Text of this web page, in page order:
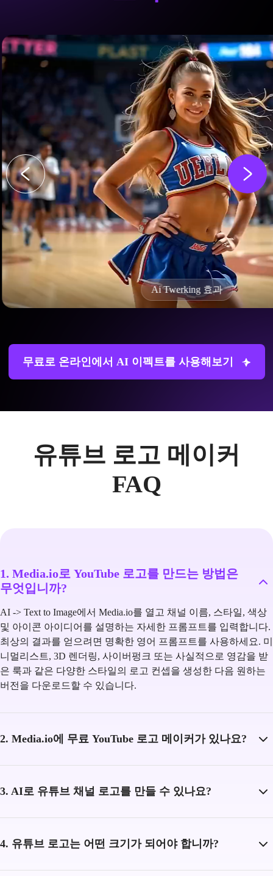
Ai Twerking 효과
무료로 온라인에서 AI 이펙트를 사용해보기
유튜브 로고 메이커
FAQ
1. Media.io로 YouTube 로고를 만드는 방법은
무엇입니까?
AI -> Text to Image에서 Media.io를 열고 채널 이름, 스타일, 색상
및 아이콘 아이디어를 설명하는 자세한 프롬프트를 입력합니다.
최상의 결과를 얻으려면 명확한 영어 프롬프트를 사용하세요. 미
니멀리스트, 3D 렌더링, 사이버펑크 또는 사실적으로 영감을 받
은 룩과 같은 다양한 스타일의 로고 컨셉을 생성한 다음 원하는
버전을 다운로드할 수 있습니다.
2. Media.io에 무료 YouTube 로고 메이커가 있나요?
3. AI로 유튜브 채널 로고를 만들 수 있나요?
4. 유튜브 로고는 어떤 크기가 되어야 합니까?